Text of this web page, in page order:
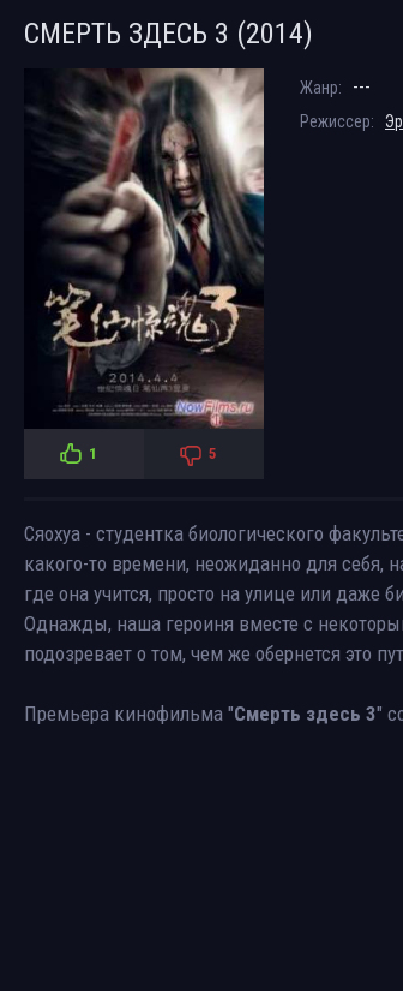
СМЕРТЬ ЗДЕСЬ 3 (2014)
1 5
Жанр: ---
Режиссер:
Сяохуа - студентка биологического
какого-то времени, неожиданно для себя,
где она учится, просто на улице или даже
Однажды, наша героиня вместе с
подозревает о том, чем же обернется это
Премьера кинофильма "Смерть здесь 3"